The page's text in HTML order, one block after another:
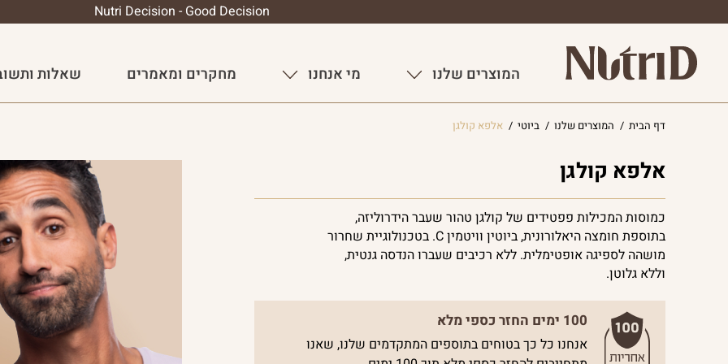
Nutri Decision - Good Decision
המוצרים שלנו מי אנחנו מחקרים ומאמרים שאלות
דף הבית / המוצרים שלנו / ביוטי / אלפא קולגן
אלפא קולגן
כמוסות המכילות פפטידים של קולגן טהור שעבר הידרוליזה,
בתוספת חומצה היאלורונית, ביוטין וויטמין C. בטכנולוגיית שחרור
מושהה לספיגה אופטימלית. ללא רכיבים שעברו הנדסה גנטית,
וללא גלוטן.
100 ימים החזר כספי מלא
אנחנו כל כך בטוחים בתוספים המתקדמים שלנו, שאנו